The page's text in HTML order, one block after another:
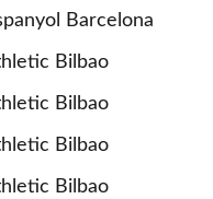
Barcelona
Bilbao
Bilbao
Bilbao
Bilbao